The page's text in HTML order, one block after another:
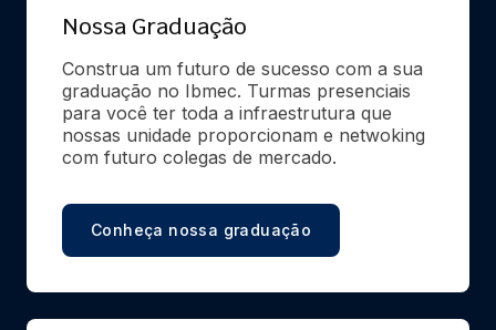
Nossa Graduação
Construa um futuro de sucesso com a sua
graduação no Ibmec. Turmas presenciais
para você ter toda a infraestrutura que
nossas unidade proporcionam e netwoking
com futuro colegas de mercado.
Conheça nossa graduação